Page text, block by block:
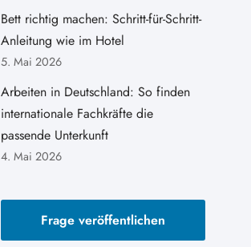
Bett richtig machen: Schritt-für-Schritt-
Anleitung wie im Hotel
5. Mai 2026
Arbeiten in Deutschland: So finden
internationale Fachkräfte die
passende Unterkunft
4. Mai 2026
Frage veröffentlichen